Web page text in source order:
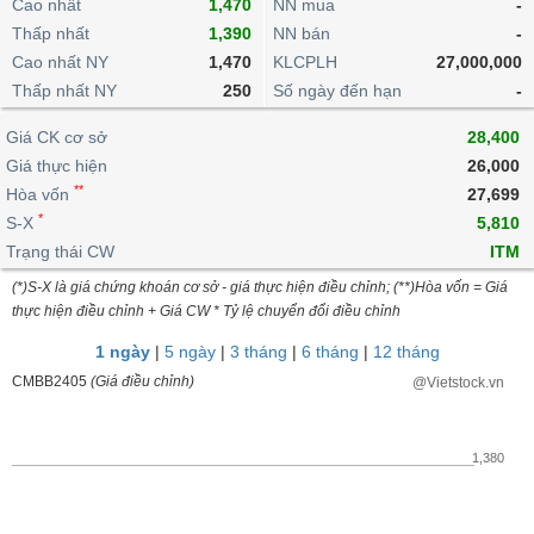
Giao
dịch
nội
bộ
Niên
giám
Tài
liệu
cổ
đông
Định
giá
Nước
ngoài
Tự
doanh
Top
cổ
phiếu
Bản
giao
dịch
Chứng
quyền
Tổng
quan
Thống
kê
dịch
Định
Thống
kê
giao
dịch
Tin
tức
tích
kỹ
thuật
Bảng
giá
Bộ
lọc
cổ
phiếu
sánh
mô
lai
Chứng
quyền
Trái
phiếu
doanh
nghiệp
Đào
Dịch
vụ
Cao nhất
1,470
Thấp nhất
1,390
Cao nhất NY
1,470
Thấp nhất NY
250
NN mua
-
NN bán
-
KLCPLH
27,000,000
Số ngày đến hạn
-
Giá CK cơ sở
28,400
Giá thực hiện
26,000
Hòa vốn **
27,699
S-X *
5,810
Trạng thái CW
ITM
(*)S-X là giá chứng khoán cơ sở - giá thực hiện điều chỉnh; (**)Hòa vốn = Giá
thực hiện điều chỉnh + Giá CW * Tỷ lệ chuyển đổi điều chỉnh
1 ngày| 5 ngày| 3 tháng | 6 tháng | 12 tháng
CMBB2405 (Giá điều chỉnh) @Vietstock.vn
1,380
BẤT
ĐỘNG
SẢN
TÀI
CHÍNH
HÀNG
HÓA